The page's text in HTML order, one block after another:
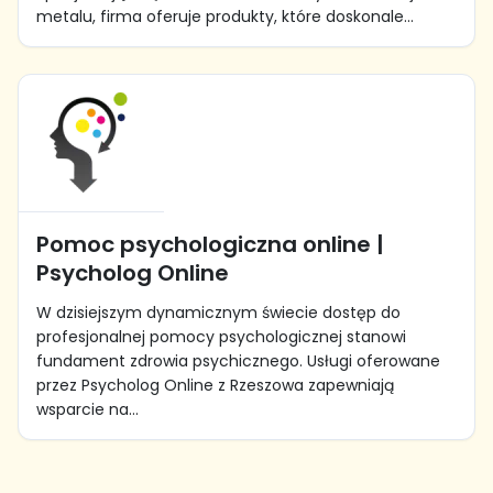
metalu, firma oferuje produkty, które doskonale...
Pomoc psychologiczna online |
Psycholog Online
W dzisiejszym dynamicznym świecie dostęp do
profesjonalnej pomocy psychologicznej stanowi
fundament zdrowia psychicznego. Usługi oferowane
przez Psycholog Online z Rzeszowa zapewniają
wsparcie na...